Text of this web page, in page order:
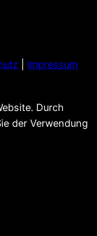
Impressum
Durch
der Verwendung